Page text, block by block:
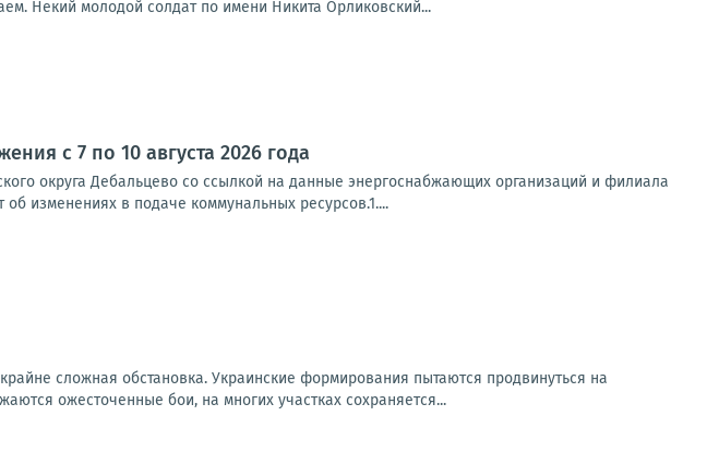
Некий молодой солдат по имени Никита Орликовский...
с 7 по 10 августа 2026 года
округа Дебальцево со ссылкой на данные энергоснабжающих организаций и филиала
изменениях в подаче коммунальных ресурсов.1....
сложная обстановка. Украинские формирования пытаются продвинуться на
ожесточенные бои, на многих участках сохраняется...